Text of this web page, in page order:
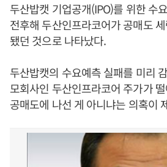
두산밥캣 기업공개(IPO)를 위한 수
전후해 두산인프라코어가 공매도
됐던 것으로 나타났다.
두산밥캣의 수요예측 실패를 미리
모회사인 두산인프라코어 주가가
공매도에 나선 게 아니냐는 의혹이